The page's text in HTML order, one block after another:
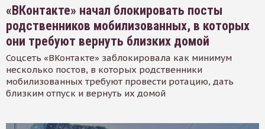
«ВКонтакте» начал блокировать посты
родственников мобилизованных, в которых
они требуют вернуть близких домой
Соцсеть «ВКонтакте» заблокировала как минимум
несколько постов, в которых родственники
мобилизованных требуют провести ротацию, дать
близким отпуск и вернуть их домой